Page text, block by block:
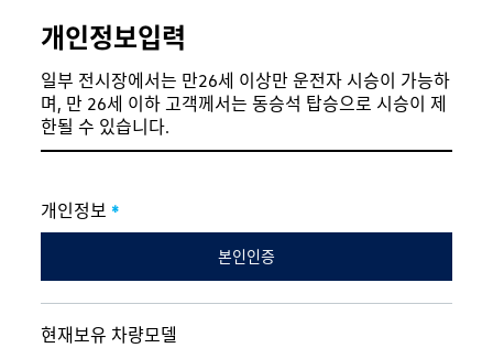
개인정보입력
일부 전시장에서는 만26세 이상만 운전자 시승이 가능하
며, 만 26세 이하 고객께서는 동승석 탑승으로 시승이 제
한될 수 있습니다.
개인정보 *
본인인증
현재보유 차량모델